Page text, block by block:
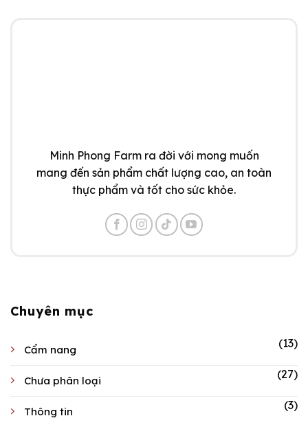
Minh Phong Farm ra đời với mong muốn
mang đến sản phẩm chất lượng cao, an toàn
thực phẩm và tốt cho sức khỏe.
Chuyên mục
Cẩm nang (13)
Chưa phân loại (27)
Thông tin (3)